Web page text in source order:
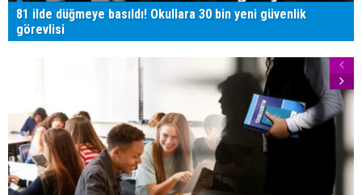
81 ilde düğmeye basıldı! Okullara 30 bin yeni güvenlik
görevlisi